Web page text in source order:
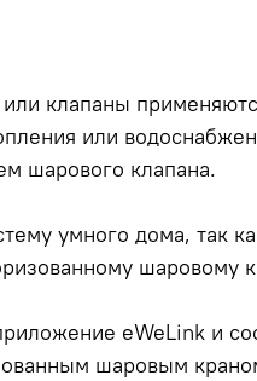
клапаны
или
шарового клапана.
умного дома, так
шаровому
eWeLink и
шаровым